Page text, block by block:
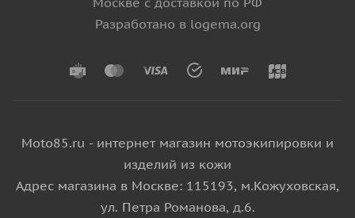
Разработано в logema.org
Moto85.ru - интернет магазин мотоэкипировки и
изделий из кожи
Адрес магазина в Москве: 115193, м.Кожуховская,
ул. Петра Романова, д.6.